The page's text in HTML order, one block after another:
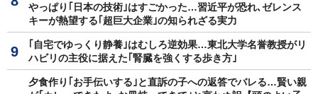
やっぱり｢日本の技術｣はすごかった…習近平が恐れ､ゼレンス
キーが熱望する｢超巨大企業｣の知られざる実力
｢自宅でゆっくり静養｣はむしろ逆効果…東北大学名誉教授がリ
ハビリの主役に据えた｢腎臓を強くする歩き方｣
夕食作り｢お手伝いする｣と直訴の子への返答でバレる…賢い親